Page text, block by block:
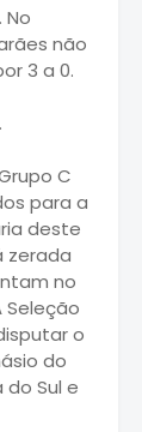
No
não
3 a 0.
C
para a
deste
zerada
no
Seleção
o
do
do Sul e